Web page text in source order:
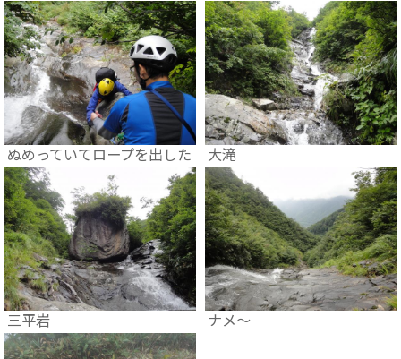
ぬめっていてロープを出した 大滝
三平岩 ナメ〜